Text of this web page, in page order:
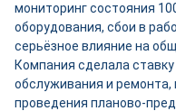
мониторинг состояния
оборудования, сбои в
серьёзное влияние на
Компания сделала
обслуживания и
проведения планово-